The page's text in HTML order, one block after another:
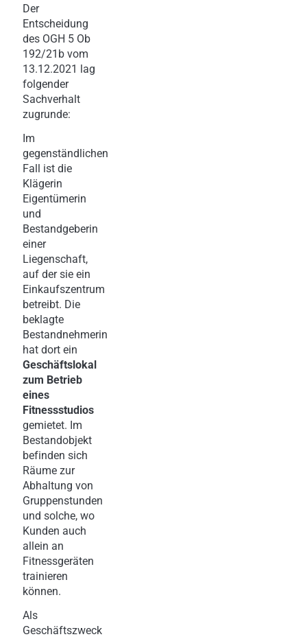
Der
Entscheidung
des OGH 5 Ob
192/21b vom
13.12.2021 lag
folgender
Sachverhalt
zugrunde:
Im
gegenständlichen
Fall ist die
Klägerin
Eigentümerin
und
Bestandgeberin
einer
Liegenschaft,
auf der sie ein
Einkaufszentrum
betreibt. Die
beklagte
Bestandnehmerin
hat dort ein
Geschäftslokal
zum Betrieb
eines
Fitnessstudios
gemietet. Im
Bestandobjekt
befinden sich
Räume zur
Abhaltung von
Gruppenstunden
und solche, wo
Kunden auch
allein an
Fitnessgeräten
trainieren
können.
Als
Geschäftszweck